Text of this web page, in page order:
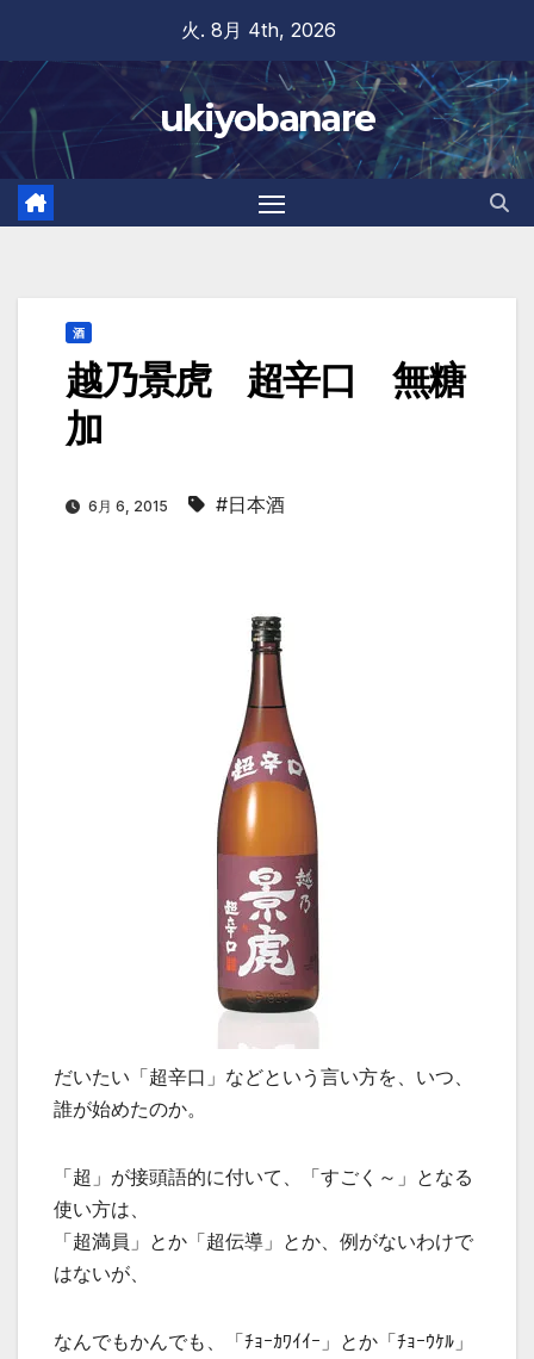
content
火. 8月 4th, 2026
ukiyobanare
酒
越乃景虎 超辛口 無糖
加
6月 6, 2015 #日本酒
だいたい「超辛口」などという言い方を、いつ、
誰が始めたのか。
「超」が接頭語的に付いて、「すごく～」となる
使い方は、
「超満員」とか「超伝導」とか、例がないわけで
はないが、
なんでもかんでも、「ﾁｮｰｶﾜｲｲｰ」とか「ﾁｮｰｳｹﾙ」